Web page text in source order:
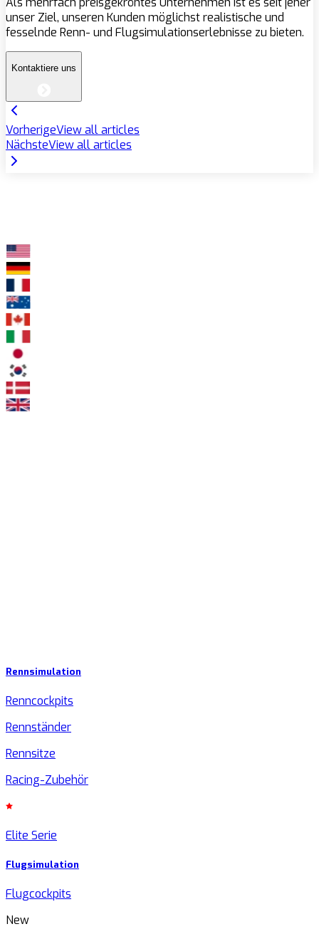
unser Ziel, unseren Kunden möglichst realistische und
fesselnde Renn- und Flugsimulationserlebnisse zu bieten.
Kontaktiere uns
VorherigeView all articles
NächsteView all articles
Rennsimulation
Renncockpits
Rennständer
Rennsitze
Racing-Zubehör
Elite Serie
Flugsimulation
Flugcockpits
New